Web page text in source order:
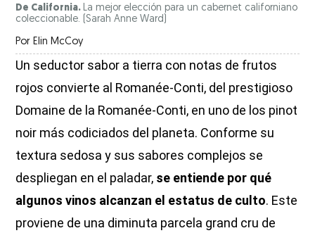
De California. La mejor elección para un cabernet californiano
coleccionable. (Sarah Anne Ward)
Por Elin McCoy
Un seductor sabor a tierra con notas de frutos
rojos convierte al Romanée-Conti, del prestigioso
Domaine de la Romanée-Conti, en uno de los pinot
noir más codiciados del planeta. Conforme su
textura sedosa y sus sabores complejos se
despliegan en el paladar, se entiende por qué
algunos vinos alcanzan el estatus de culto. Este
proviene de una diminuta parcela grand cru de